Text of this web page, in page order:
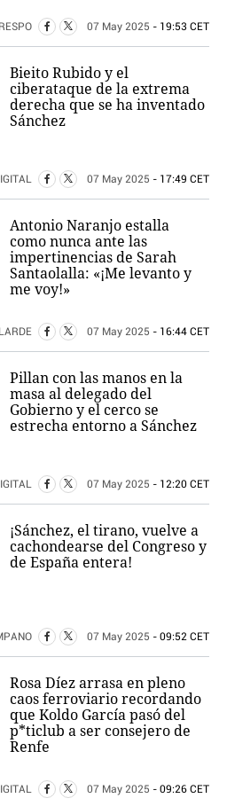
07 May 2025 - 19:53 CET
Bieito Rubido y el
ciberataque de la extrema
derecha que se ha inventado
Sánchez
07 May 2025 - 17:49 CET
Antonio Naranjo estalla
como nunca ante las
impertinencias de Sarah
Santaolalla: «¡Me levanto y
me voy!»
07 May 2025 - 16:44 CET
Pillan con las manos en la
masa al delegado del
Gobierno y el cerco se
estrecha entorno a Sánchez
07 May 2025 - 12:20 CET
¡Sánchez, el tirano, vuelve a
cachondearse del Congreso y
de España entera!
07 May 2025 - 09:52 CET
Rosa Díez arrasa en pleno
caos ferroviario recordando
que Koldo García pasó del
p*ticlub a ser consejero de
Renfe
07 May 2025 - 09:26 CET